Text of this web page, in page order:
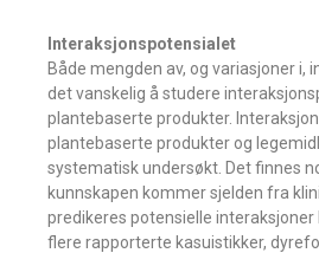
Interaksjonspotensialet
Både mengden av, og variasjoner i,
det vanskelig å studere
plantebaserte produkter.
plantebaserte produkter og
systematisk undersøkt. Det finnes
kunnskapen kommer sjelden fra
predikeres potensielle interaksjoner
flere rapporterte kasuistikker,